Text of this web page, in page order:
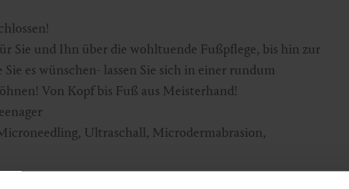
Sie und Ihn über die wohltuende Fußpflege, bis hin zur
es wünschen- lassen Sie sich in einer rundum
Von Kopf bis Fuß aus Meisterhand!
Ultraschall, Microdermabrasion,